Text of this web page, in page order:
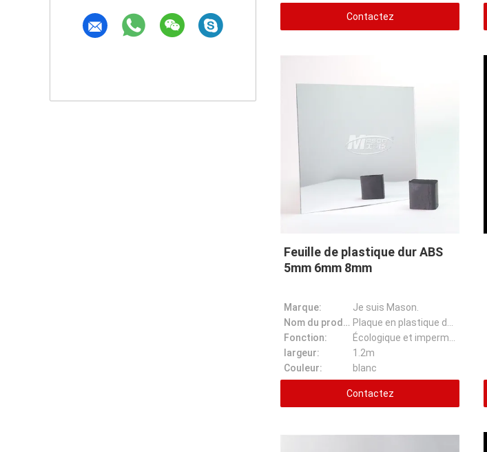
Contactez
Feuille de plastique dur ABS
5mm 6mm 8mm
Marque:
Je suis Mason.
Nom du produit:
Fonction:
largeur:
1.2m
Couleur:
blanc
Contactez